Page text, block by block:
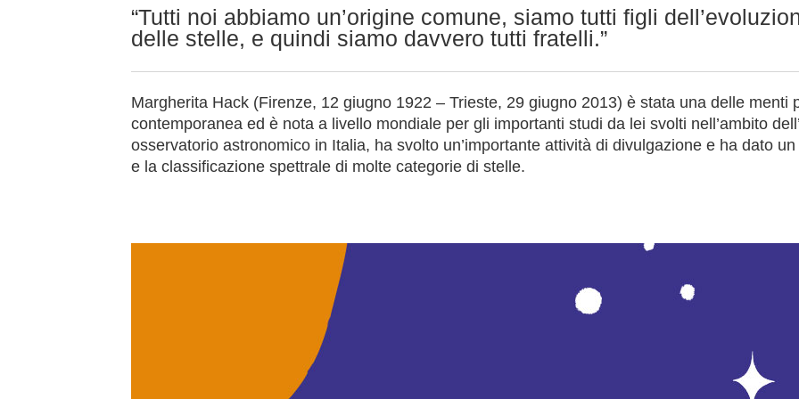
“Tutti noi abbiamo un’origine comune, siamo tutti figli
delle stelle, e quindi siamo davvero tutti fratelli.”
Margherita Hack (Firenze, 12 giugno 1922 – Trieste, 29 giugno 2013) è stata una delle
contemporanea ed è nota a livello mondiale per gli importanti studi da lei svolti nell’ambito
osservatorio astronomico in Italia, ha svolto un’importante attività di divulgazione e ha dato
e la classificazione spettrale di molte categorie di stelle.